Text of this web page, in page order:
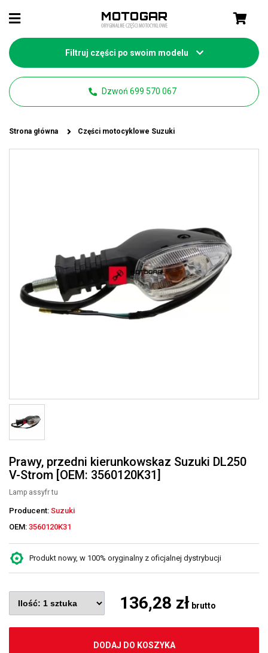
Filtruj części po swoim modelu
Dzwoń 699 570 067
Strona główna Części motocyklowe Suzuki
Prawy, przedni kierunkowskaz Suzuki DL250
V-Strom [OEM: 3560120K31]
Lamp assyfr tu
Producent: Suzuki
OEM: 3560120K31
Produkt nowy, w 100% oryginalny z oficjalnej dystrybucji
136,28 zł brutto
DODAJ DO KOSZYKA